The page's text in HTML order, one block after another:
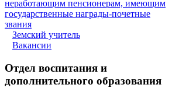
неработающим пенсионерам, имеющим
государственные награды-почетные
звания
Земский учитель
Вакансии
Отдел воспитания и
дополнительного образования